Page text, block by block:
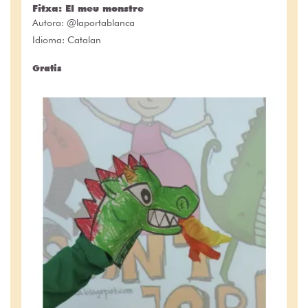
Fitxa: El meu monstre
Autora: @laportablanca
Idioma: Catalan
Gratis